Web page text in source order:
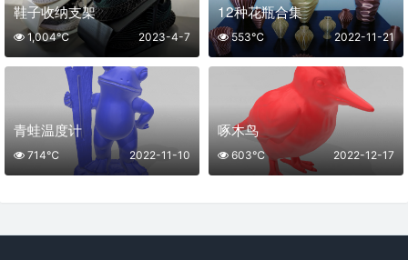
鞋子收纳支架
2023-4-7
1,004℃
12种花瓶合集
2022-11-21
553℃
青蛙温度计
2022-11-10
714℃
啄木鸟
2022-12-17
603℃